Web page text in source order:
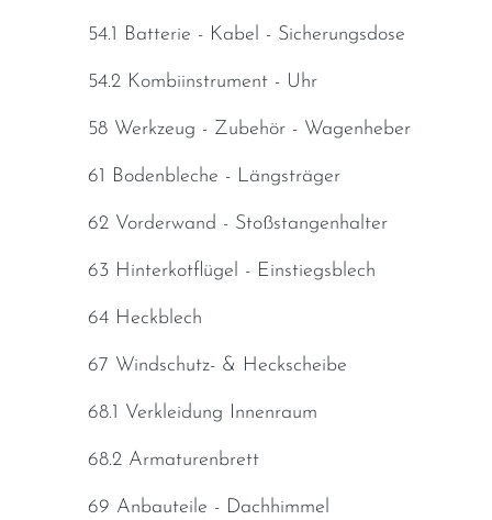
54.1 Batterie - Kabel - Sicherungsdose
54.2 Kombiinstrument - Uhr
58 Werkzeug - Zubehör - Wagenheber
61 Bodenbleche - Längsträger
62 Vorderwand - Stoßstangenhalter
63 Hinterkotflügel - Einstiegsblech
64 Heckblech
67 Windschutz- & Heckscheibe
68.1 Verkleidung Innenraum
68.2 Armaturenbrett
69 Anbauteile - Dachhimmel